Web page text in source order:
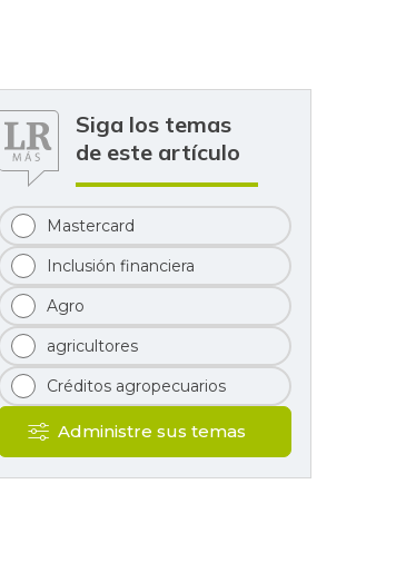
Siga los temas
de este artículo
Mastercard
Inclusión financiera
Agro
agricultores
Créditos agropecuarios
Administre sus temas